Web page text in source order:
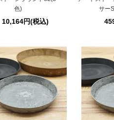
色)
10,164円(税込)
サー